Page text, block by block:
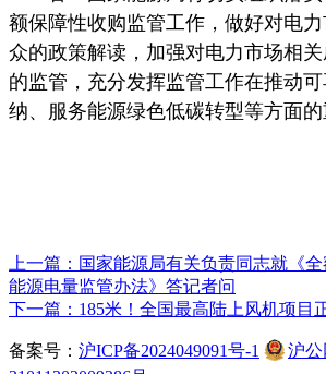
额保障性收购监管工作，做好对电
众的政策解读，加强对电力市场相
的监管，充分发挥监管工作在推动
纳、服务能源绿色低碳转型等方面的
上一篇：国家能源局有关负责同志就《
能源电量监管办法》答记者问
下一篇：185米！全国最高陆上风机项目
备案号： 沪ICP备2024049091号-1
沪公